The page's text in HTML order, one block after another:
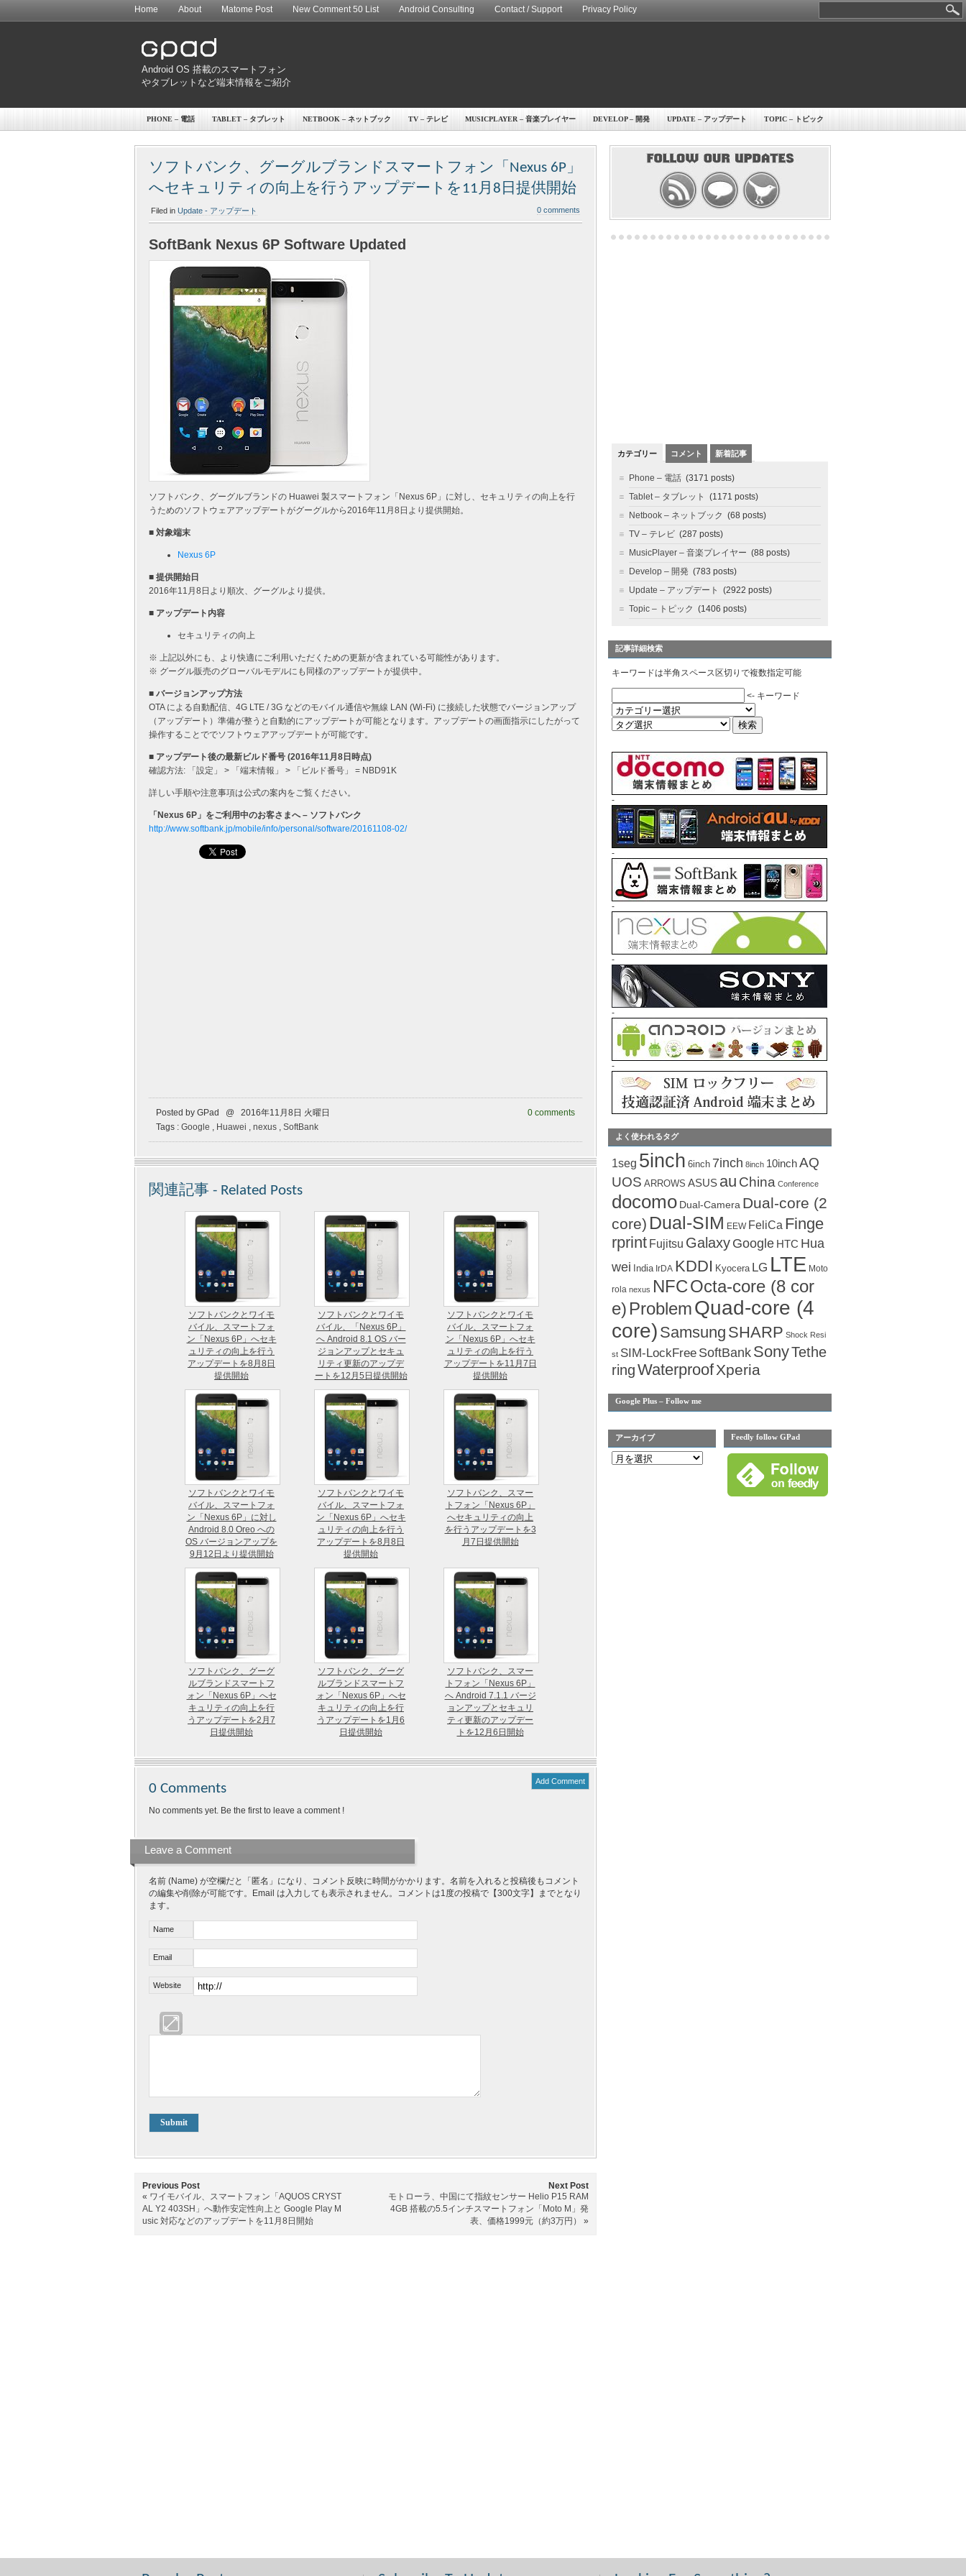
Home About Matome Post New Comment 50 List Android Consulting Contact / Support Privacy Policy
Android OS 搭載のスマートフォン
やタブレットなど端末情報をご紹介
PHONE – 電話 TABLET – タブレット NETBOOK – ネットブック TV – テレビ MUSICPLAYER – 音楽プレイヤー DEVELOP – 開発 UPDATE – アップデート TOPIC – トピック
ソフトバンク、グーグルブランドスマートフォン「Nexus 6P」
へセキュリティの向上を行うアップデートを11月8日提供開始
Filed in Update - アップデート 0 comments
SoftBank Nexus 6P Software Updated
ソフトバンク、グーグルブランドの Huawei 製スマートフォン「Nexus 6P」に対し、セキュリティの向上を行
うためのソフトウェアアップデートがグーグルから2016年11月8日より提供開始。
■ 対象端末
Nexus 6P
■ 提供開始日
2016年11月8日より順次、グーグルより提供。
■ アップデート内容
セキュリティの向上
※ 上記以外にも、より快適にご利用いただくための更新が含まれている可能性があります。
※ グーグル販売のグローバルモデルにも同様のアップデートが提供中。
■ バージョンアップ方法
OTA による自動配信、4G LTE / 3G などのモバイル通信や無線 LAN (Wi-Fi) に接続した状態でバージョンアップ
（アップデート）準備が整うと自動的にアップデートが可能となります。アップデートの画面指示にしたがって
操作することででソフトウェアアップデートが可能です。
■ アップデート後の最新ビルド番号 (2016年11月8日時点)
確認方法: 「設定」 > 「端末情報」 > 「ビルド番号」 = NBD91K
詳しい手順や注意事項は公式の案内をご覧ください。
「Nexus 6P」をご利用中のお客さまへ – ソフトバンク
http://www.softbank.jp/mobile/info/personal/software/20161108-02/
Posted by GPad @ 2016年11月8日 火曜日
0 comments
Tags : Google , Huawei , nexus , SoftBank
関連記事 - Related Posts
ソフトバンクとワイモ
バイル、スマートフォ
ン「Nexus 6P」へセキ
ュリティの向上を行う
アップデートを8月8日
提供開始
ソフトバンクとワイモ
バイル、「Nexus 6P」
へ Android 8.1 OS バー
ジョンアップとセキュ
リティ更新のアップデ
ートを12月5日提供開始
ソフトバンクとワイモ
バイル、スマートフォ
ン「Nexus 6P」へセキ
ュリティの向上を行う
アップデートを11月7日
提供開始
ソフトバンクとワイモ
バイル、スマートフォ
ン「Nexus 6P」に対し
Android 8.0 Oreo への
OS バージョンアップを
9月12日より提供開始
ソフトバンクとワイモ
バイル、スマートフォ
ン「Nexus 6P」へセキ
ュリティの向上を行う
アップデートを8月8日
提供開始
ソフトバンク、スマー
トフォン「Nexus 6P」
へセキュリティの向上
を行うアップデートを3
月7日提供開始
ソフトバンク、グーグ
ルブランドスマートフ
ォン「Nexus 6P」へセ
キュリティの向上を行
うアップデートを2月7
日提供開始
ソフトバンク、グーグ
ルブランドスマートフ
ォン「Nexus 6P」へセ
キュリティの向上を行
うアップデートを1月6
日提供開始
ソフトバンク、スマー
トフォン「Nexus 6P」
へ Android 7.1.1 バージ
ョンアップとセキュリ
ティ更新のアップデー
トを12月6日開始
0 Comments Add Comment
No comments yet. Be the first to leave a comment !
Leave a Comment
名前 (Name) が空欄だと「匿名」になり、コメント反映に時間がかかります。名前を入れると投稿後もコメント
の編集や削除が可能です。Email は入力しても表示されません。コメントは1度の投稿で【300文字】までとなり
ます。
Name
Email
Website
Previous Post
« ワイモバイル、スマートフォン「AQUOS CRYST
AL Y2 403SH」へ動作安定性向上と Google Play M
usic 対応などのアップデートを11月8日開始
Next Post
モトローラ、中国にて指紋センサー Helio P15 RAM
4GB 搭載の5.5インチスマートフォン「Moto M」発
表、価格1999元（約3万円）
»
カテゴリー コメント 新着記事
Phone – 電話 (3171 posts)
Tablet – タブレット
(1171 posts)
Netbook – ネットブック (68 posts)
TV – テレビ (287 posts)
MusicPlayer – 音楽プレイヤー (88 posts)
Develop – 開発 (783 posts)
Update – アップデート
(2922 posts)
Topic – トピック (1406 posts)
記事詳細検索
キーワードは半角スペース区切りで複数指定可能
<- キーワード
-
-
-
-
-
-
よく使われるタグ
1seg 5inch 6inch 7inch 8inch 10inchAQ
UOS ARROWS ASUS au China Conference
docomo Dual-Camera Dual-core (2
core) Dual-SIM EEW FeliCa Finge
rprint Fujitsu Galaxy Google HTC Hua
wei India IrDA KDDI Kyocera LG LTE Moto
rola nexus NFCOcta-core (8 cor
e) ProblemQuad-core (4
core) Samsung SHARP Shock Resi
st SIM-LockFree SoftBank SonyTethe
ringWaterproofXperia
Google Plus – Follow me
アーカイブ Feedly follow GPad